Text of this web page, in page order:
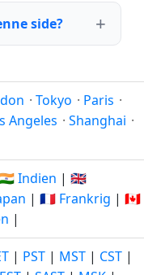
side?
· Tokyo · Paris ·
Angeles · Shanghai ·
Indien | 🇬🇧
| 🇫🇷 Frankrig | 🇨🇦
|
| PST | MST | CST |